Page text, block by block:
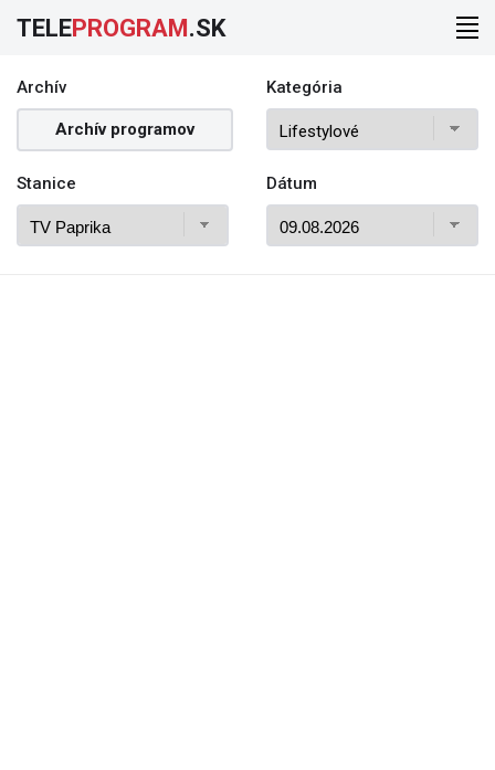
TELEPROGRAM.SK
Archív
Archív programov
Kategória
Stanice Dátum